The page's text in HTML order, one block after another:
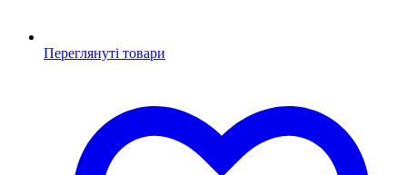
Переглянуті товари